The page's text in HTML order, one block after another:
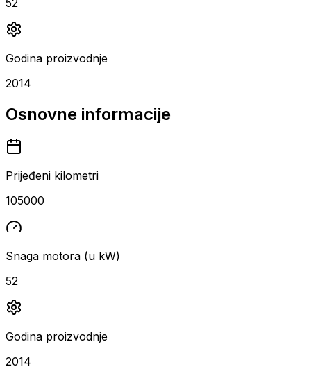
Godina proizvodnje
2014
Osnovne informacije
Prijeđeni kilometri
105000
Snaga motora (u kW)
52
Godina proizvodnje
2014